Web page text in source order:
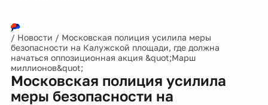
/ Новости / Московская полиция усилила меры
безопасности на Калужской площади, где должна
начаться оппозиционная акция &quot;Марш
миллионов&quot;
Московская полиция усилила
меры безопасности на